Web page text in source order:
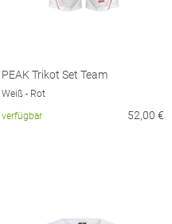
PEAK Trikot Set Team
Weiß - Rot
verfügbar
52,00 €